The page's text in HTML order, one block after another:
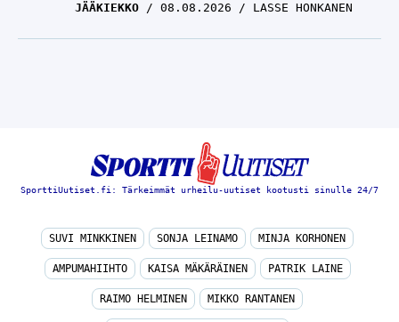
JÄÄKIEKKO 08.08.2026 LASSE HONKANEN
SporttiUutiset.fi: Tärkeimmät urheilu-uutiset kootusti sinulle 24/7
SUVI MINKKINEN SONJA LEINAMO MINJA KORHONEN
AMPUMAHIIHTO KAISA MÄKÄRÄINEN PATRIK LAINE
RAIMO HELMINEN MIKKO RANTANEN